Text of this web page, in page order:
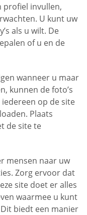
profiel invullen,
U kunt uw
als u wilt. De
of u en de
wanneer u maar
kunnen de foto’s
op de site
Plaats
de site te
mensen naar uw
Zorg ervoor dat
site doet er alles
waarmee u kunt
biedt een manier